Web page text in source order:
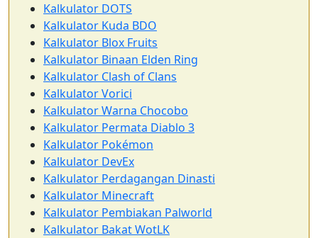
Kalkulator DOTS
Kalkulator Kuda BDO
Kalkulator Blox Fruits
Kalkulator Binaan Elden Ring
Kalkulator Clash of Clans
Kalkulator Vorici
Kalkulator Warna Chocobo
Kalkulator Permata Diablo 3
Kalkulator Pokémon
Kalkulator DevEx
Kalkulator Perdagangan Dinasti
Kalkulator Minecraft
Kalkulator Pembiakan Palworld
Kalkulator Bakat WotLK